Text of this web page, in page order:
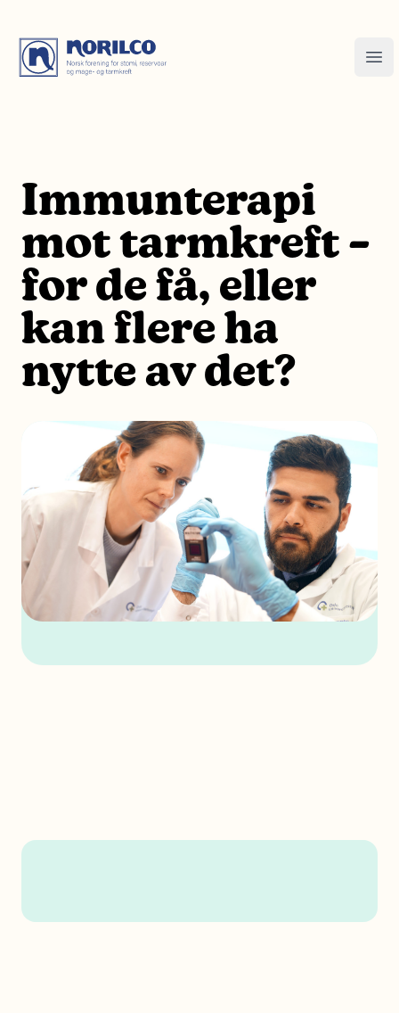
Immunterapi
mot tarmkreft –
for de få, eller
kan flere ha
nytte av det?